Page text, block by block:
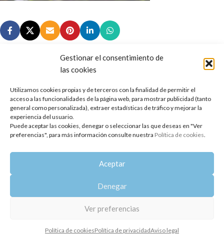
Gestionar el consentimiento de
las cookies
Utilizamos cookies propias y de terceros con la finalidad de permitir el
acceso a las funcionalidades de la página web, para mostrar publicidad (tanto
general como personalizada), extraer estadísticas de tráfico y mejorar la
experiencia del usuario.
Puede aceptar las cookies, denegar o seleccionar las que deseas en "Ver
preferencias", para más información consulte nuestra Política de cookies.
Aceptar
Denegar
Ver preferencias
Política de cookiesPolítica de privacidadAviso legal
Copyright 2014-2025 Oshadhi España
Todos los derechos reservados.
Política de privacidad